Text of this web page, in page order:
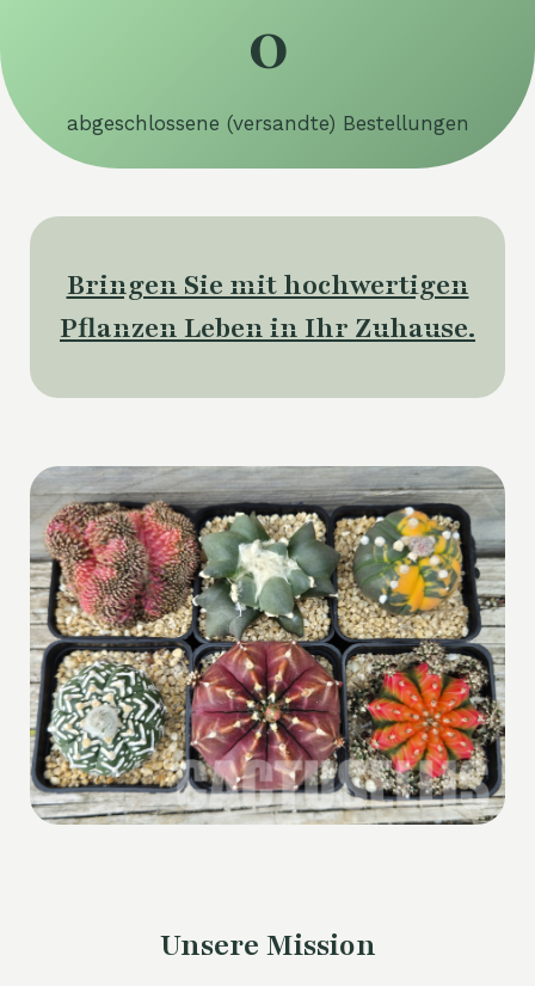
1
7
0
abgeschlossene (versandte) Bestellungen
Bringen Sie mit hochwertigen
Pflanzen Leben in Ihr Zuhause.
Unsere Mission